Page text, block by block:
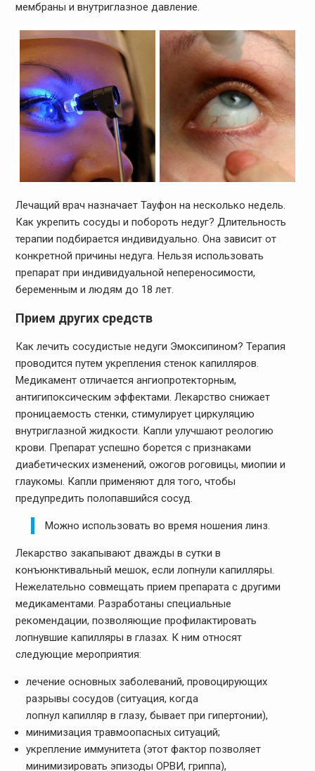
мембраны и внутриглазное давление.
Лечащий врач назначает Тауфон на несколько недель.
Как укрепить сосуды и побороть недуг? Длительность
терапии подбирается индивидуально. Она зависит от
конкретной причины недуга. Нельзя использовать
препарат при индивидуальной непереносимости,
беременным и людям до 18 лет.
Прием других средств
Как лечить сосудистые недуги Эмоксипином? Терапия
проводится путем укрепления стенок капилляров.
Медикамент отличается ангиопротекторным,
антигипоксическим эффектами. Лекарство снижает
проницаемость стенки, стимулирует циркуляцию
внутриглазной жидкости. Капли улучшают реологию
крови. Препарат успешно борется с признаками
диабетических изменений, ожогов роговицы, миопии и
глаукомы. Капли применяют для того, чтобы
предупредить полопавшийся сосуд.
Можно использовать во время ношения линз.
Лекарство закапывают дважды в сутки в
конъюнктивальный мешок, если лопнули капилляры.
Нежелательно совмещать прием препарата с другими
медикаментами. Разработаны специальные
рекомендации, позволяющие профилактировать
лопнувшие капилляры в глазах. К ним относят
следующие мероприятия:
лечение основных заболеваний, провоцирующих
разрывы сосудов (ситуация, когда
лопнул капилляр в глазу, бывает при гипертонии),
минимизация травмоопасных ситуаций;
укрепление иммунитета (этот фактор позволяет
минимизировать эпизоды ОРВИ, гриппа),